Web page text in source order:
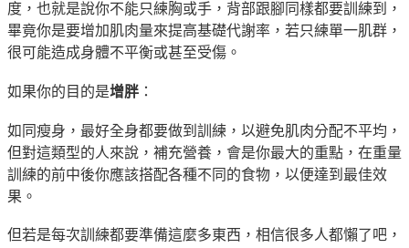
度，也就是說你不能只練胸或手，背部跟腳同樣都要訓練到，
畢竟你是要增加肌肉量來提高基礎代謝率，若只練單一肌群，
很可能造成身體不平衡或甚至受傷。
如果你的目的是增胖 ：
如同瘦身，最好全身都要做到訓練，以避免肌肉分配不平均，
但對這類型的人來說，補充營養，會是你最大的重點，在重量
訓練的前中後你應該搭配各種不同的食物，以便達到最佳效
果。
但若是每次訓練都要準備這麼多東西，相信很多人都懶了吧，